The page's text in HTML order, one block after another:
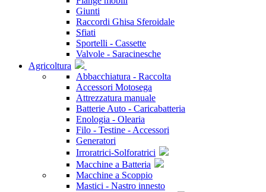
Giunti
Raccordi Ghisa Sferoidale
Sfiati
Sportelli - Cassette
Valvole - Saracinesche
Agricoltura
Abbacchiatura - Raccolta
Accessori Motosega
Attrezzatura manuale
Batterie Auto - Caricabatteria
Enologia - Olearia
Filo - Testine - Accessori
Generatori
Irroratrici-Solforatrici
Macchine a Batteria
Macchine a Scoppio
Mastici - Nastro innesto